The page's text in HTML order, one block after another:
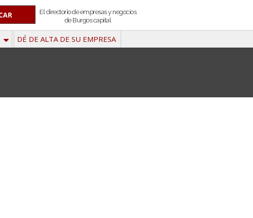
El directorio de empresas y negocios
de Burgos capital
DÉ DE ALTA DE SU EMPRESA